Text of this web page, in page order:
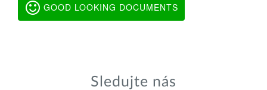
GOOD LOOKING DOCUMENTS
Sledujte nás